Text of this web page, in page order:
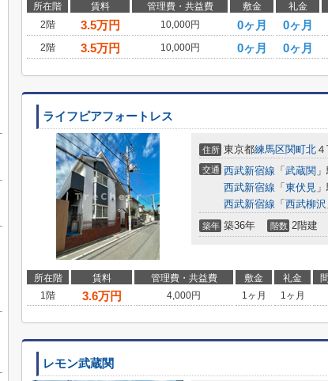
所在階 賃料 管理費・共益費 敷金 礼金
2階
3.5万円 10,000円 0ヶ月 0ヶ月
2階
3.5万円 10,000円 0ヶ月 0ヶ月
ライフピアフォートレス
住所 東京都練馬区関町北
交通 西武新宿線 「 武蔵関
西武新宿線 「 東伏見
西武新宿線 「 西武柳沢
築年 築36年 階数 2階建
所在階 賃料 管理費・共益費 敷金 礼金
1階
3.6万円 4,000円 1ヶ月 1ヶ月
レモン武蔵関